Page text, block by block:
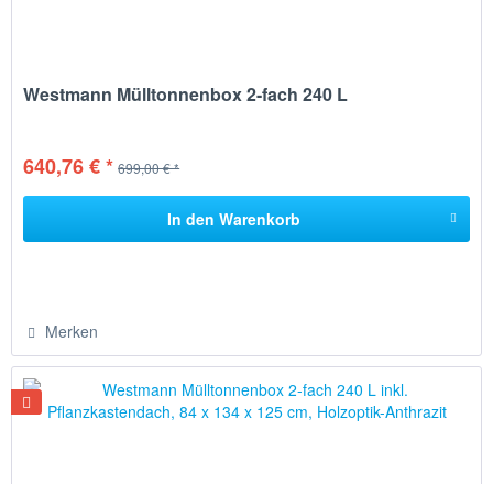
Westmann Mülltonnenbox 2-fach 240 L
640,76 € * 699,00 € *
In den Warenkorb
Merken